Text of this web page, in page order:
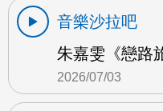
音樂沙拉吧
朱嘉雯《戀路
2026/07/03